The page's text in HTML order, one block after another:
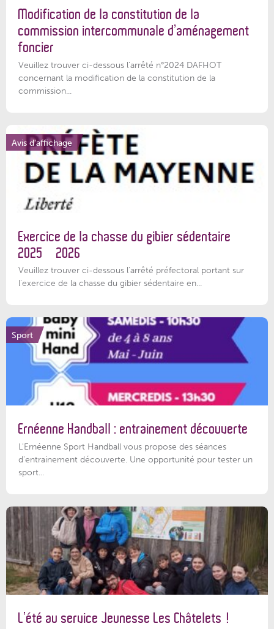
Modification de la constitution de la
commission intercommunale d’aménagement
foncier
Veuillez trouver ci-dessous l'arrêté n°2024 DAFHOT
concernant la modification de la constitution de la
commission...
Avis d'affichage
Exercice de la chasse du gibier sédentaire
2025 – 2026
Veuillez trouver ci-dessous l'arrêté préfectoral portant sur
l'exercice de la chasse du gibier sédentaire en...
Sport
Ernéenne Handball : entrainement découverte
L'Ernéenne Sport Handball vous propose des séances
d'entrainement découverte. Une opportunité pour tester un
sport...
L’été au service Jeunesse Les Châtelets !